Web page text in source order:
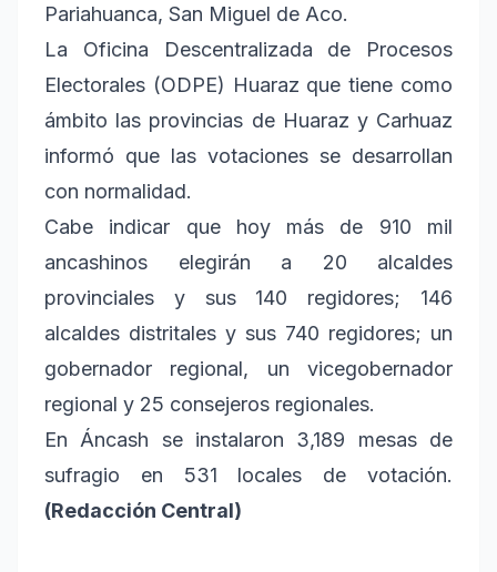
Pariahuanca, San Miguel de Aco.
La Oficina Descentralizada de Procesos
Electorales (ODPE) Huaraz que tiene como
ámbito las provincias de Huaraz y Carhuaz
informó que las votaciones se desarrollan
con normalidad.
Cabe indicar que hoy más de 910 mil
ancashinos elegirán a 20 alcaldes
provinciales y sus 140 regidores; 146
alcaldes distritales y sus 740 regidores; un
gobernador regional, un vicegobernador
regional y 25 consejeros regionales.
En Áncash se instalaron 3,189 mesas de
sufragio en 531 locales de votación.
(Redacción Central)